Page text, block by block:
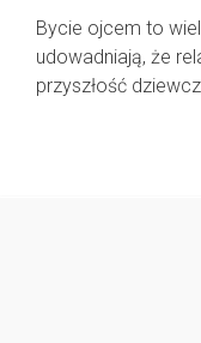
Bycie ojcem to
udowadniają, że
przyszłość